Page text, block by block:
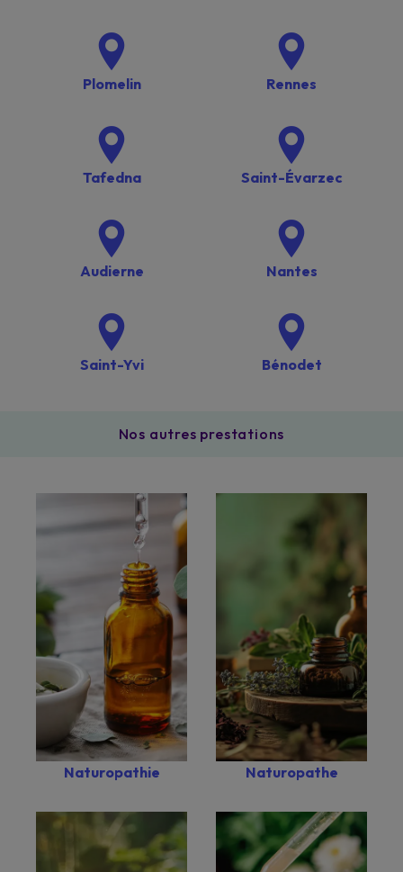
Plomelin Rennes
Tafedna Saint-Évarzec
Audierne Nantes
Saint-Yvi Bénodet
Nos autres prestations
Naturopathie Naturopathe